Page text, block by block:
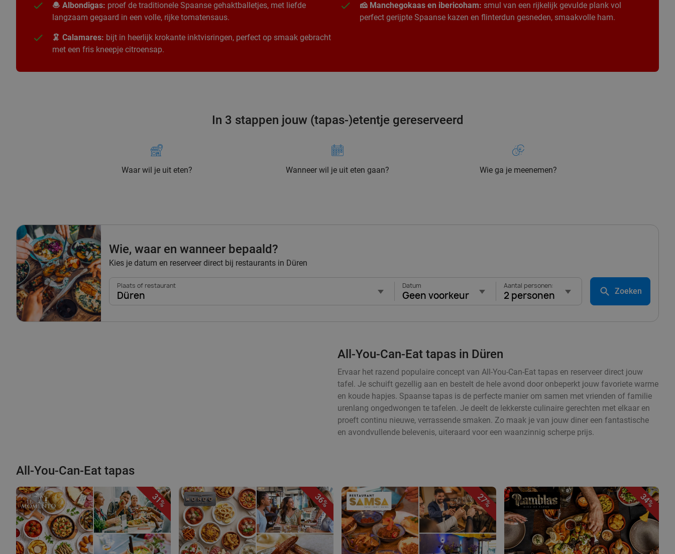
🧆 Albondigas: proef de traditionele Spaanse gehaktballetjes, met liefde
langzaam gegaard in een volle, rijke tomatensaus.
🦑 Calamares: bijt in heerlijk krokante inktvisringen, perfect op smaak gebracht
met een fris kneepje citroensap.
🧀 Manchegokaas en ibericoham: smul van een rijkelijk gevulde plank vol
perfect gerijpte Spaanse kazen en flinterdun gesneden, smaakvolle ham.
In 3 stappen jouw (tapas-)etentje gereserveerd
Waar wil je uit eten? Wanneer wil je uit eten gaan? Wie ga je meenemen?
Wie, waar en wanneer bepaald?
Kies je datum en reserveer direct bij restaurants in Düren
Plaats of restaurant
Düren
Datum
Geen voorkeur
Aantal personen:
2 personen Zoeken
All-You-Can-Eat tapas in Düren
Ervaar het razend populaire concept van All-You-Can-Eat tapas en reserveer direct jouw
tafel. Je schuift gezellig aan en bestelt de hele avond door onbeperkt jouw favoriete warme
en koude hapjes. Spaanse tapas is de perfecte manier om samen met vrienden of familie
urenlang ongedwongen te tafelen. Je deelt de lekkerste culinaire gerechten met elkaar en
proeft continu nieuwe, verrassende smaken. Zo maak je van jouw diner een fantastische
en avondvullende belevenis, uiteraard voor een waanzinnig scherpe prijs.
All-You-Can-Eat tapas
31% 36% 27% 34%